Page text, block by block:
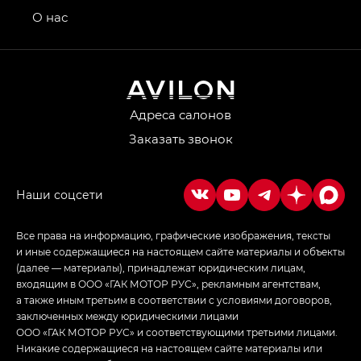
привод — GB AWD, Джи Эль Полный привод —
Джи Ти — GT, Джи Икс — GX,
Джи Икс ПРЕМИУМ — GX PREMIUM, ЛАУНЖ —
Empow — Эмпау (Empow) в комплектации
в спортивном стиле — GL(S-Style)
Адреса салонов
Заказать звонок
О нас
Все права на информацию, графические изображения, тексты
и иные содержащиеся на настоящем сайте материалы и объекты
(далее — материалы), принадлежат юридическим лицам,
входящим в ООО «ГАК МОТОР РУС», рекламным агентствам,
а также иным третьим в соответствии с условиями договоров,
заключенных между юридическими лицами
ООО «ГАК МОТОР РУС» и соответствующими третьими лицами.
Никакие содержащиеся на настоящем сайте материалы или